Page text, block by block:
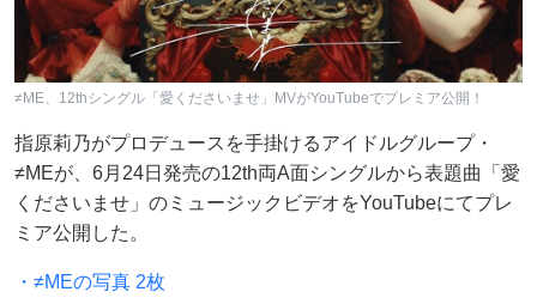
≠ME、12thシングル「愛くださいませ」MVがYouTubeでプレミア公開！
指原莉乃がプロデュースを手掛けるアイドルグループ・
≠MEが、6月24日発売の12th両A面シングルから表題曲「愛
くださいませ」のミュージックビデオをYouTubeにてプレ
ミア公開した。
・≠MEの写真 2枚